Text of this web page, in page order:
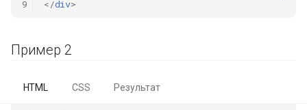
9
</div>
Пример 2
HTML CSS Результат